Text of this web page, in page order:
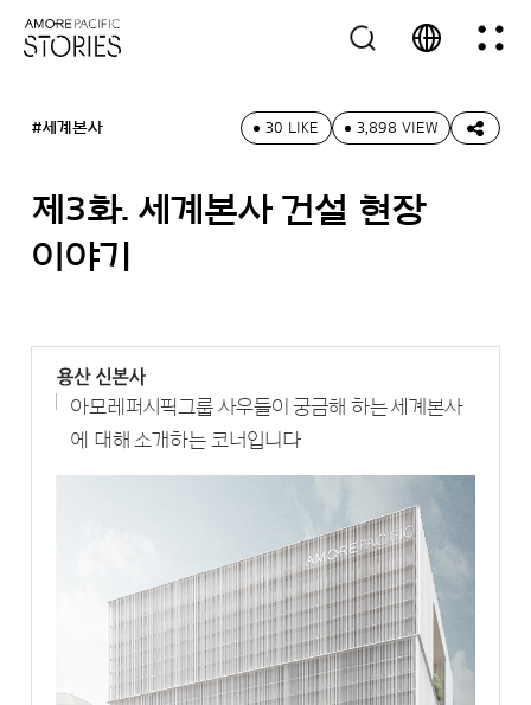
#세계본사 30 LIKE 3,898 VIEW
제3화. 세계본사 건설 현장
이야기
아모레퍼시픽그룹 사우들이 궁금해 하는 세계본사
에 대해 소개하는 코너입니다